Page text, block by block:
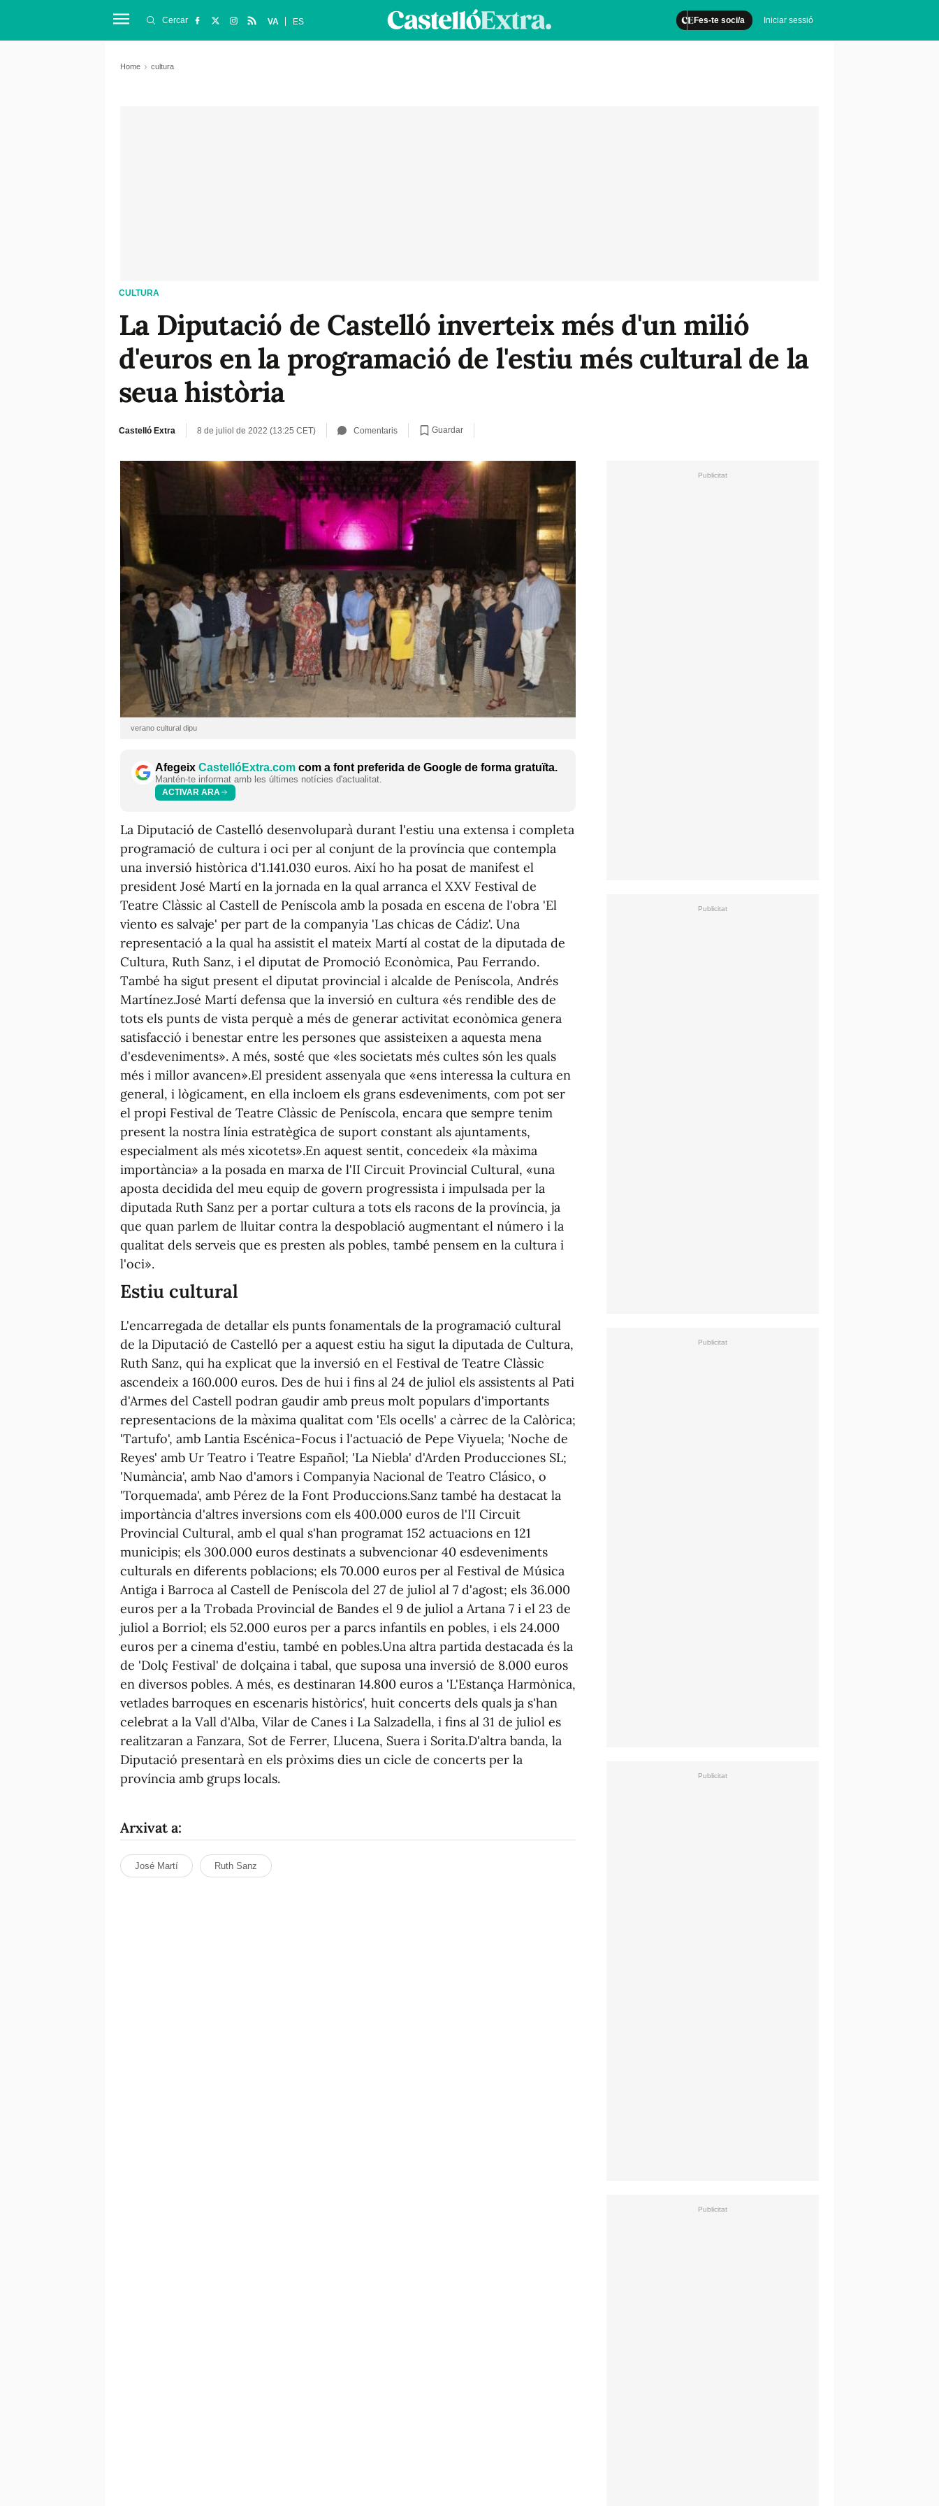
Fes-te soci/a Iniciar sessió
Cercar VA ES
Home cultura
CULTURA
La Diputació de Castelló inverteix més d'un milió
d'euros en la programació de l'estiu més cultural de la
seua història
Castelló Extra 8 de juliol de 2022 (13:25 CET) Comentaris Guardar
verano cultural dipu
Afegeix CastellóExtra.com com a font preferida de Google de forma gratuïta.
Mantén-te informat amb les últimes notícies d'actualitat.
ACTIVAR ARA
La Diputació de Castelló desenvoluparà durant l'estiu una extensa i completa
programació de cultura i oci per al conjunt de la província que contempla
una inversió històrica d'1.141.030 euros. Així ho ha posat de manifest el
president José Martí en la jornada en la qual arranca el XXV Festival de
Teatre Clàssic al Castell de Peníscola amb la posada en escena de l'obra 'El
viento es salvaje' per part de la companyia 'Las chicas de Cádiz'. Una
representació a la qual ha assistit el mateix Martí al costat de la diputada de
Cultura, Ruth Sanz, i el diputat de Promoció Econòmica, Pau Ferrando.
També ha sigut present el diputat provincial i alcalde de Peníscola, Andrés
Martínez.José Martí defensa que la inversió en cultura «és rendible des de
tots els punts de vista perquè a més de generar activitat econòmica genera
satisfacció i benestar entre les persones que assisteixen a aquesta mena
d'esdeveniments». A més, sosté que «les societats més cultes són les quals
més i millor avancen».El president assenyala que «ens interessa la cultura en
general, i lògicament, en ella incloem els grans esdeveniments, com pot ser
el propi Festival de Teatre Clàssic de Peníscola, encara que sempre tenim
present la nostra línia estratègica de suport constant als ajuntaments,
especialment als més xicotets».En aquest sentit, concedeix «la màxima
importància» a la posada en marxa de l'II Circuit Provincial Cultural, «una
aposta decidida del meu equip de govern progressista i impulsada per la
diputada Ruth Sanz per a portar cultura a tots els racons de la província, ja
que quan parlem de lluitar contra la despoblació augmentant el número i la
qualitat dels serveis que es presten als pobles, també pensem en la cultura i
l'oci».
Estiu cultural
L'encarregada de detallar els punts fonamentals de la programació cultural
de la Diputació de Castelló per a aquest estiu ha sigut la diputada de Cultura,
Ruth Sanz, qui ha explicat que la inversió en el Festival de Teatre Clàssic
ascendeix a 160.000 euros. Des de hui i fins al 24 de juliol els assistents al Pati
d'Armes del Castell podran gaudir amb preus molt populars d'importants
representacions de la màxima qualitat com 'Els ocells' a càrrec de la Calòrica;
'Tartufo', amb Lantia Escénica-Focus i l'actuació de Pepe Viyuela; 'Noche de
Reyes' amb Ur Teatro i Teatre Español; 'La Niebla' d'Arden Producciones SL;
'Numància', amb Nao d'amors i Companyia Nacional de Teatro Clásico, o
'Torquemada', amb Pérez de la Font Produccions.Sanz també ha destacat la
importància d'altres inversions com els 400.000 euros de l'II Circuit
Provincial Cultural, amb el qual s'han programat 152 actuacions en 121
municipis; els 300.000 euros destinats a subvencionar 40 esdeveniments
culturals en diferents poblacions; els 70.000 euros per al Festival de Música
Antiga i Barroca al Castell de Peníscola del 27 de juliol al 7 d'agost; els 36.000
euros per a la Trobada Provincial de Bandes el 9 de juliol a Artana 7 i el 23 de
juliol a Borriol; els 52.000 euros per a parcs infantils en pobles, i els 24.000
euros per a cinema d'estiu, també en pobles.Una altra partida destacada és la
de 'Dolç Festival' de dolçaina i tabal, que suposa una inversió de 8.000 euros
en diversos pobles. A més, es destinaran 14.800 euros a 'L'Estança Harmònica,
vetlades barroques en escenaris històrics', huit concerts dels quals ja s'han
celebrat a la Vall d'Alba, Vilar de Canes i La Salzadella, i fins al 31 de juliol es
realitzaran a Fanzara, Sot de Ferrer, Llucena, Suera i Sorita.D'altra banda, la
Diputació presentarà en els pròxims dies un cicle de concerts per la
província amb grups locals.
Arxivat a:
José Martí Ruth Sanz